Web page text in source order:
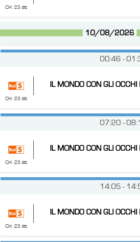
CH: 23 dtt
10/08/2026
00:46 -
CH: 23 dtt
IL MONDO CON GLI
07:20 -
CH: 23 dtt
IL MONDO CON GLI
14:05 -
CH: 23 dtt
IL MONDO CON GLI